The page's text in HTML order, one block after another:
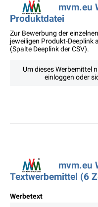
mvm.eu
Produktdatei
Zur Bewerbung der
jeweiligen Produkt-Deeplink
(Spalte Deeplink der CSV).
Um dieses Werbemittel
einloggen oder
mvm.eu
Textwerbemittel (6
Werbetext